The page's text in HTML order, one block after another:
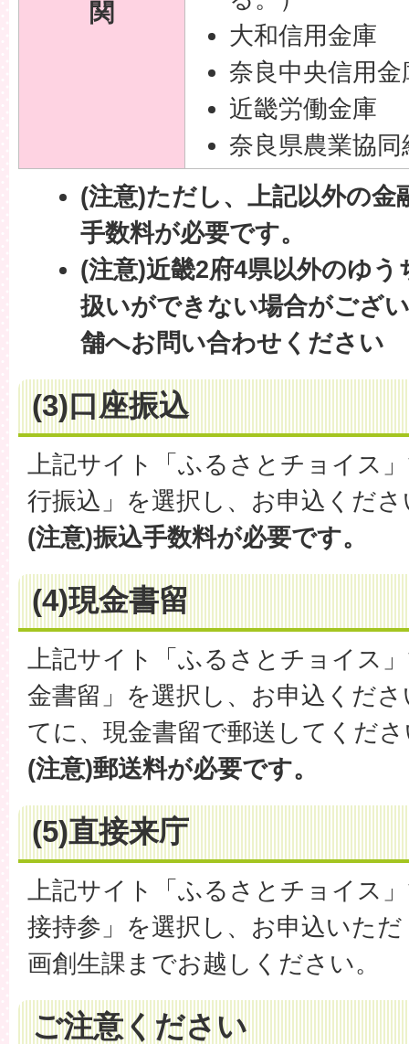
関
大和信用金庫
奈良中央信用金
近畿労働金庫
奈良県農業協同
(注意)ただし、上記以外の金
手数料が必要です。
(注意)近畿2府4県以外のゆ
扱いができない場合がござ
舗へお問い合わせください
(3)口座振込
上記サイト「ふるさとチョイス
行振込」を選択し、お申込くださ
(注意)振込手数料が必要です。
(4)現金書留
上記サイト「ふるさとチョイス
金書留」を選択し、お申込くだ
てに、現金書留で郵送してくだ
(注意)郵送料が必要です。
(5)直接来庁
上記サイト「ふるさとチョイス
接持参」を選択し、お申込いた
画創生課までお越しください。
ご注意ください